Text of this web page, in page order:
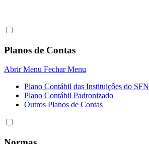
Planos de Contas
Abrir Menu Fechar Menu
Plano Contábil das Instituiçôes do SFN
Plano Contábil Padronizado
Outros Planos de Contas